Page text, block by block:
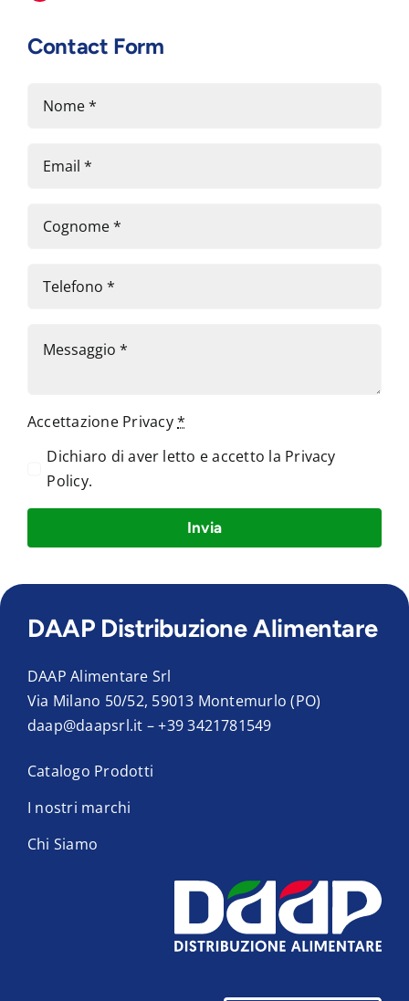
Contact Form
Accettazione Privacy*
Dichiaro di aver letto e accetto la Privacy
Policy.
Invia
DAAP Distribuzione Alimentare
DAAP Alimentare Srl
Via Milano 50/52, 59013 Montemurlo (PO)
daap@daapsrl.it –+39 3421781549
Catalogo Prodotti
I nostri marchi
Chi Siamo